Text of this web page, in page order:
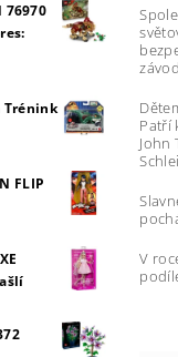
76970
Trénink
FLIP
Patří
John
V